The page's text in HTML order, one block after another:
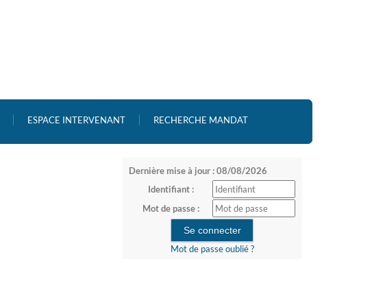
ESPACE INTERVENANT RECHERCHE MANDAT
Dernière mise à jour : 08/08/2026
Identifiant :
Mot de passe :
Mot de passe oublié ?